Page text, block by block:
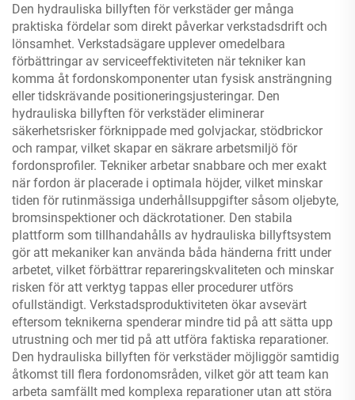
Den hydrauliska billyften för verkstäder ger många
praktiska fördelar som direkt påverkar verkstadsdrift och
lönsamhet. Verkstadsägare upplever omedelbara
förbättringar av serviceeffektiviteten när tekniker kan
komma åt fordonskomponenter utan fysisk ansträngning
eller tidskrävande positioneringsjusteringar. Den
hydrauliska billyften för verkstäder eliminerar
säkerhetsrisker förknippade med golvjackar, stödbrickor
och rampar, vilket skapar en säkrare arbetsmiljö för
fordonsprofiler. Tekniker arbetar snabbare och mer exakt
när fordon är placerade i optimala höjder, vilket minskar
tiden för rutinmässiga underhållsuppgifter såsom oljebyte,
bromsinspektioner och däckrotationer. Den stabila
plattform som tillhandahålls av hydrauliska billyftsystem
gör att mekaniker kan använda båda händerna fritt under
arbetet, vilket förbättrar repareringskvaliteten och minskar
risken för att verktyg tappas eller procedurer utförs
ofullständigt. Verkstadsproduktiviteten ökar avsevärt
eftersom teknikerna spenderar mindre tid på att sätta upp
utrustning och mer tid på att utföra faktiska reparationer.
Den hydrauliska billyften för verkstäder möjliggör samtidig
åtkomst till flera fordonomsråden, vilket gör att team kan
arbeta samfällt med komplexa reparationer utan att störa